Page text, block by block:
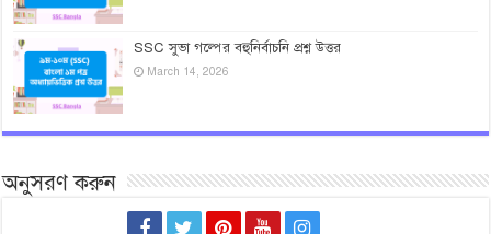
SSC সুভা গল্পের বহুনির্বাচনি প্রশ্ন উত্তর
March 14, 2026
অনুসরণ করুন